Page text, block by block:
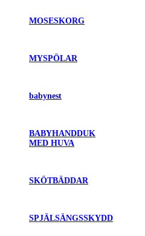
MOSESKORG
MYSPÖLAR
babynest
BABYHANDDUK
MED HUVA
SKÖTBÄDDAR
SPJÄLSÄNGSSKYDD